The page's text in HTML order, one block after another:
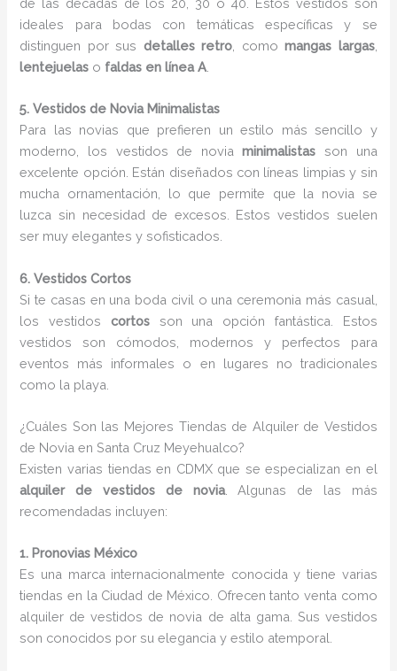
de las décadas de los 20, 30 o 40. Estos vestidos son
ideales para bodas con temáticas específicas y se
distinguen por sus detalles retro , comomangas largas,
lentejuelas o faldas en línea A
5. Vestidos de Novia Minimalistas
Para las novias que prefieren un estilo más sencillo y
moderno, los vestidos de noviaminimalistas son una
excelente opción. Están diseñados con líneas limpias y sin
mucha ornamentación, lo que permite que la novia se
luzca sin necesidad de excesos. Estos vestidos suelen
ser muy elegantes y sofisticados.
6. Vestidos Cortos
Si te casas en una boda civil o una ceremonia más casual,
los vestidos cortosson una opción fantástica. Estos
vestidos son cómodos, modernos y perfectos para
eventos más informales o en lugares no tradicionales
como la playa.
¿Cuáles Son las Mejores Tiendas de Alquiler de Vestidos
de Novia en Santa Cruz Meyehualco?
Existen varias tiendas en CDMX que se especializan en el
alquiler de vestidos de novia. Algunas de las más
recomendadas incluyen:
1. Pronovias México
Es una marca internacionalmente conocida y tiene varias
tiendas en la Ciudad de México. Ofrecen tanto venta como
alquiler de vestidos de novia de alta gama. Sus vestidos
son conocidos por su elegancia y estilo atemporal.